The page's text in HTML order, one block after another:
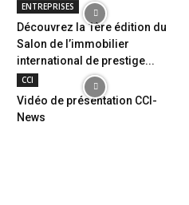
ENTREPRISES
Découvrez la 1ère édition du
Salon de l’immobilier
international de prestige...
CCI
Vidéo de présentation CCI-
News